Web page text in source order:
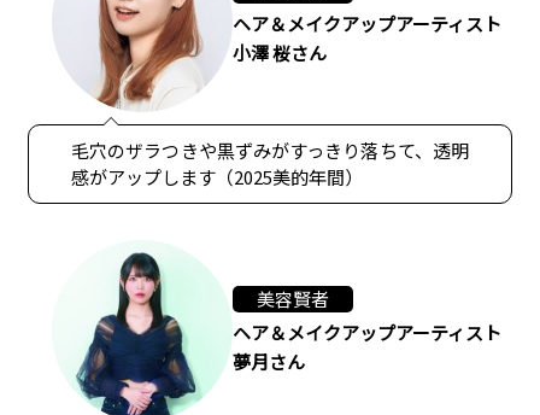
ヘア＆メイクアップアーティスト
小澤 桜さん
毛穴のザラつきや黒ずみがすっきり落ちて、透明
感がアップします（2025美的年間）
美容賢者
ヘア＆メイクアップアーティスト
夢月さん